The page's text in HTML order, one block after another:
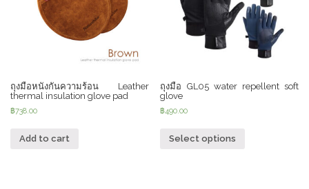
ถุงมือหนังกันความร้อน Leather
thermal insulation glove pad
฿738.00
Add to cart
ถุงมือ GL05 water repellent soft
glove
฿490.00
Select options